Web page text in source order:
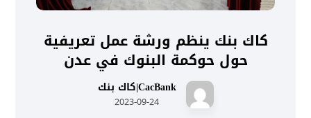
كاك بنك ينظم ورشة عمل تعريفية
حول حوكمة البنوك في عدن
CacBank|كاك بنك
2023-09-24